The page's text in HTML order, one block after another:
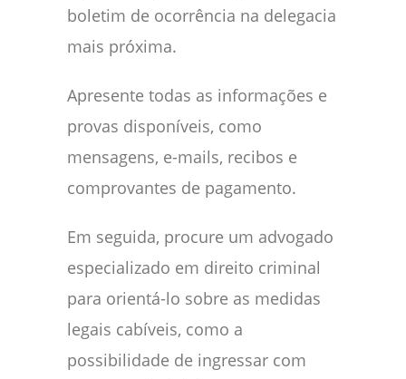
boletim de ocorrência na delegacia
mais próxima.
Apresente todas as informações e
provas disponíveis, como
mensagens, e-mails, recibos e
comprovantes de pagamento.
Em seguida, procure um advogado
especializado em direito criminal
para orientá-lo sobre as medidas
legais cabíveis, como a
possibilidade de ingressar com